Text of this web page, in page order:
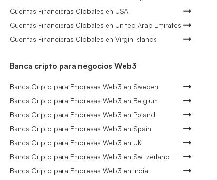
Cuentas Financieras Globales en USA
Cuentas Financieras Globales en United Arab Emirates
Cuentas Financieras Globales en Virgin Islands
Banca cripto para negocios Web3
Banca Cripto para Empresas Web3 en Sweden
Banca Cripto para Empresas Web3 en Belgium
Banca Cripto para Empresas Web3 en Poland
Banca Cripto para Empresas Web3 en Spain
Banca Cripto para Empresas Web3 en UK
Banca Cripto para Empresas Web3 en Switzerland
Banca Cripto para Empresas Web3 en India